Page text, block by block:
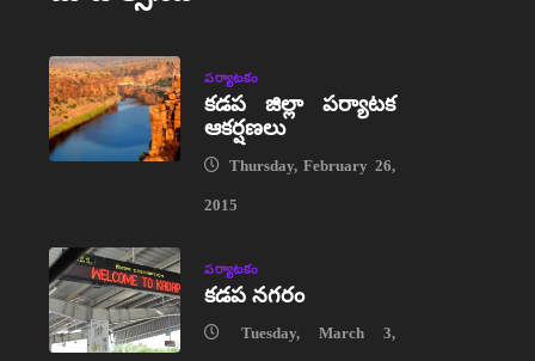
పర్యాటకం
కడప జిల్లా పర్యాటక
ఆకర్షణలు
Thursday, February 26,
2015
పర్యాటకం
కడప నగరం
Tuesday, March 3,